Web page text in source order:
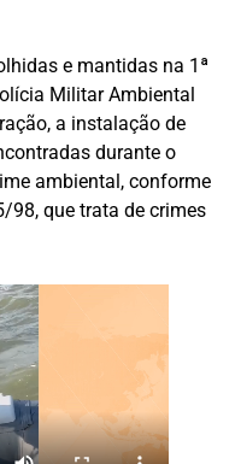
e mantidas na 1ª
Militar Ambiental
a instalação de
durante o
ambiental, conforme
98, que trata de crimes